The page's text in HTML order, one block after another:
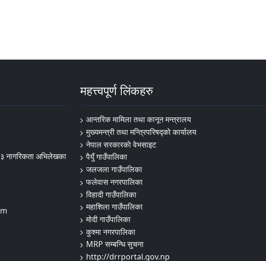
नागरिकता अभिलेखका
महत्त्वपूर्ण लिंकहरु
आन्तरिक मामिला तथा कानून मन्त्रालय
मुख्यमन्त्री तथा मन्त्रिपरिषद्को कार्यालय
नेपाल सरकारकाे वेभसाइट
पैयुँ गाउँपालिका
जलजला गाउँपालिका
फलेवास नगरपालिका
विहादी गाउँपालिका
महाशिला गाउँपालिका
मोदी गाउँपालिका
कुश्मा नगरपालिका
MRP सम्बन्धि सुचना
http://drrportal.gov.np